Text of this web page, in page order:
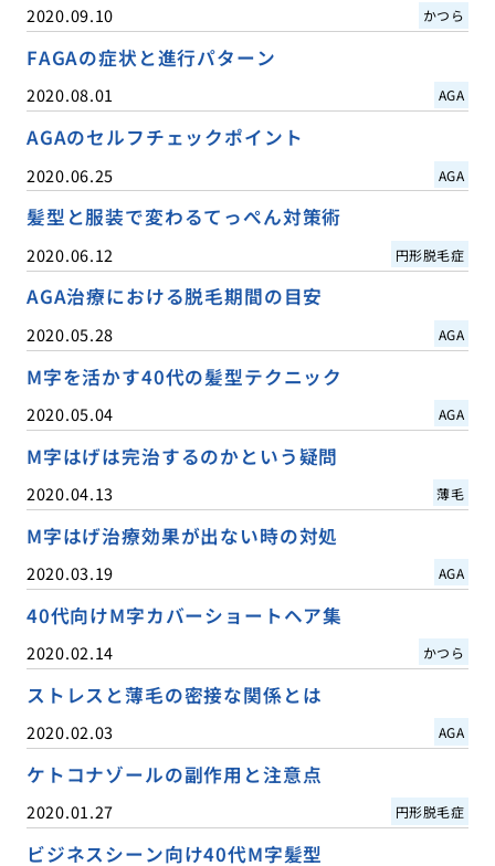
2020.09.10 かつら
FAGAの症状と進行パターン
2020.08.01 AGA
AGAのセルフチェックポイント
2020.06.25 AGA
髪型と服装で変わるてっぺん対策術
2020.06.12 円形脱毛症
AGA治療における脱毛期間の目安
2020.05.28 AGA
M字を活かす40代の髪型テクニック
2020.05.04 AGA
M字はげは完治するのかという疑問
2020.04.13 薄毛
M字はげ治療効果が出ない時の対処
2020.03.19 AGA
40代向けM字カバーショートヘア集
2020.02.14 かつら
ストレスと薄毛の密接な関係とは
2020.02.03 AGA
ケトコナゾールの副作用と注意点
2020.01.27 円形脱毛症
ビジネスシーン向け40代M字髪型